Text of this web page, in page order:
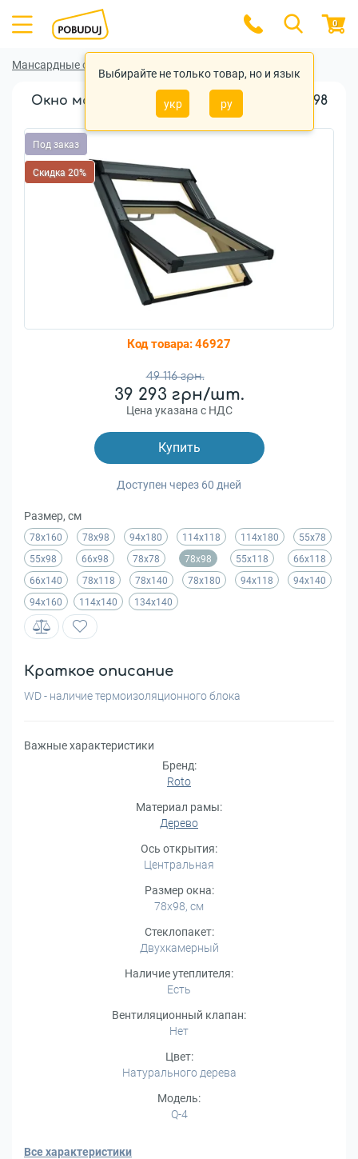
Выбирайте не только товар, но и язык
укр ру
0
Мансардные окна
Окно мансардное Roto Q-4-H3P AL 078/098
78x98см P5 дерево
Под заказ
Скидка 20%
Код товара:46927
49 116 грн.
39 293 грн/шт.
Цена указана с НДС
Купить
Доступен через 60 дней
Размер, см
78х160 78х98 94х180 114х118 114х180
55x78
55x98
66x98 78x78 78x98 55x118
66x118
66x140
78x118 78x140 78x180 94x118
94x140
94x160
114x140 134x140
Краткое описание
WD - наличие термоизоляционного блока
Важные характеристики
Бренд:
Roto
Материал рамы:
Дерево
Ось открытия:
Центральная
Размер окна:
78x98, см
Стеклопакет:
Двухкамерный
Наличие утеплителя:
Есть
Вентиляционный клапан:
Нет
Цвет:
Натурального дерева
Модель:
Q-4
Все характеристики